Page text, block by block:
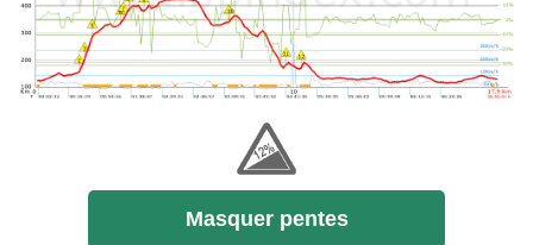
Masquer pentes